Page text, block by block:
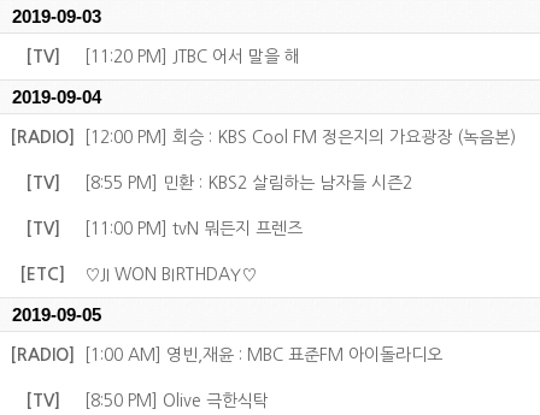
2019-09-03
[TV] [11:20 PM] JTBC 어서 말을 해
2019-09-04
[RADIO] [12:00 PM] 회승 : KBS Cool FM 정은지의 가요광장 (녹음본)
[TV] [8:55 PM] 민환 : KBS2 살림하는 남자들 시즌2
[TV] [11:00 PM] tvN 뭐든지 프렌즈
[ETC] ♡JI WON BIRTHDAY♡
2019-09-05
[RADIO] [1:00 AM] 영빈,재윤 : MBC 표준FM 아이돌라디오
[TV] [8:50 PM] Olive 극한식탁